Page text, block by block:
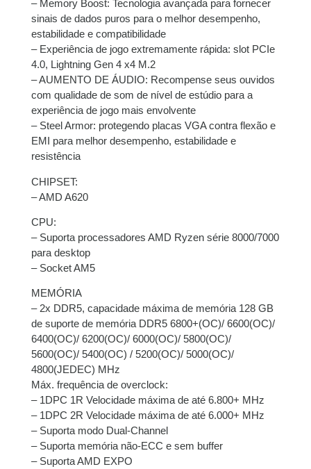
juros
8x deR$82,26com
juros
R$658,08
9x deR$73,85com
juros
R$664,65
10x deR$66,78com
R$667,80
11x deR$
12x deR$56,71com
juros
R$680,52
– Memory Boost: Tecnologia avançada para fornecer
sinais de dados puros para o melhor desempenho,
estabilidade e compatibilidade
– Experiência de jogo extremamente rápida: slot PCIe
4.0, Lightning Gen 4 x4 M.2
– AUMENTO DE ÁUDIO: Recompense seus ouvidos
com qualidade de som de nível de estúdio para a
experiência de jogo mais envolvente
– Steel Armor: protegendo placas VGA contra flexão e
EMI para melhor desempenho, estabilidade e
resistência
CHIPSET:
– AMD A620
CPU:
– Suporta processadores AMD Ryzen série 8000/7000
para desktop
– Socket AM5
MEMÓRIA
– 2x DDR5, capacidade máxima de memória 128 GB
de suporte de memória DDR5 6800+(OC)/ 6600(OC)/
6400(OC)/ 6200(OC)/ 6000(OC)/ 5800(OC)/
5600(OC)/ 5400(OC) / 5200(OC)/ 5000(OC)/
4800(JEDEC) MHz
Máx. frequência de overclock:
– 1DPC 1R Velocidade máxima de até 6.800+ MHz
– 1DPC 2R Velocidade máxima de até 6.000+ MHz
– Suporta modo Dual-Channel
– Suporta memória não-ECC e sem buffer
– Suporta AMD EXPO